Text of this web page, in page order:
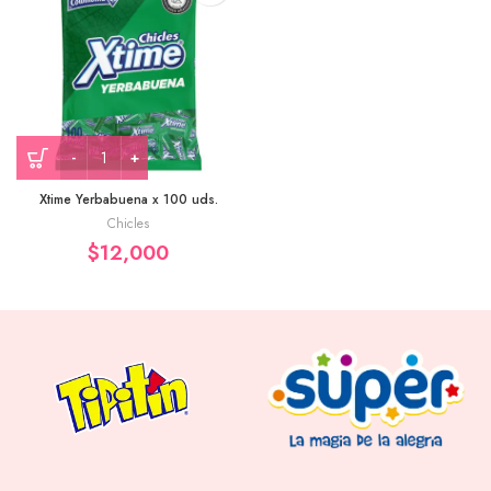
Xtime Yerbabuena x 100 uds.
Chicles
$12,000